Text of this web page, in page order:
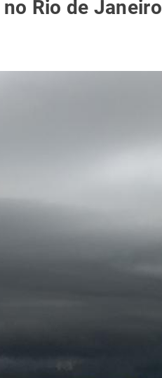
Rio de Janeiro